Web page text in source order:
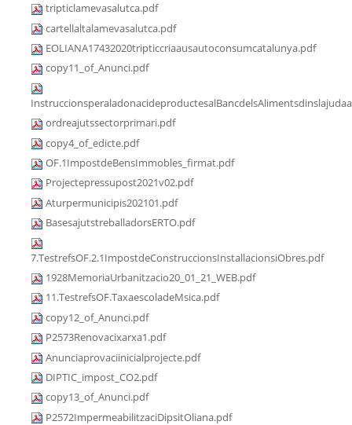
tripticlamevasalutca.pdf
cartellaltalamevasalutca.pdf
EOLIANA17432020tripticcriaausautoconsumcatalunya.pdf
copy11_of_Anunci.pdf
ordreajutssectorprimari.pdf
copy4_of_edicte.pdf
OF.1ImpostdeBensImmobles_firmat.pdf
Projectepressupost2021v02.pdf
Aturpermunicipis202101.pdf
BasesajutstreballadorsERTO.pdf
7.TestrefsOF.2.1ImpostdeConstruccionsInstallacionsiObres.pdf
1928MemoriaUrbanitzacio20_01_21_WEB.pdf
11.TestrefsOF.TaxaescoladeMsica.pdf
copy12_of_Anunci.pdf
P2573Renovacixarxa1.pdf
Anunciaprovaciinicialprojecte.pdf
DIPTIC_impost_CO2.pdf
copy13_of_Anunci.pdf
P2572ImpermeabilitzaciDipsitOliana.pdf